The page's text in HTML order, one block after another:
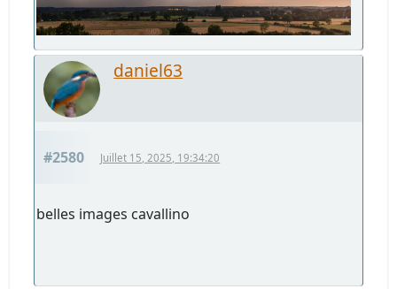
daniel63
#2580 Juillet 15, 2025, 19:34:20
belles images cavallino